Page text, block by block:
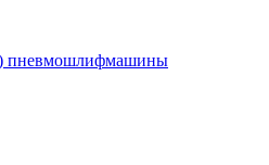
пневмошлифмашины